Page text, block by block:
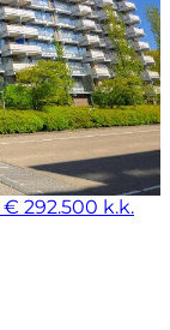
€ 292.500 k.k.